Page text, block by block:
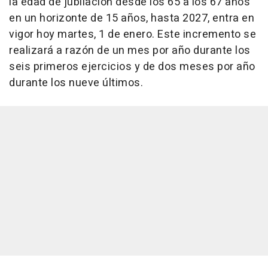
en un horizonte de 15 años, hasta 2027, entra en
vigor hoy martes, 1 de enero. Este incremento se
realizará a razón de un mes por año durante los
seis primeros ejercicios y de dos meses por año
durante los nueve últimos.